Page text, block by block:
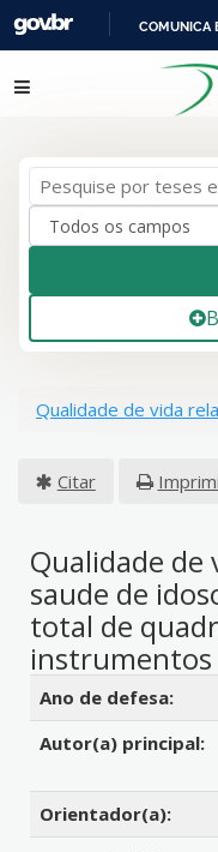
COMUNICA
Pular para o conteúdo
Qualidade de vida
Citar
Qualidade de
saude de
total de
instrumentos
Detalhes bibliográficos
Ano de defesa:
Autor(a) principal:
Orientador(a):